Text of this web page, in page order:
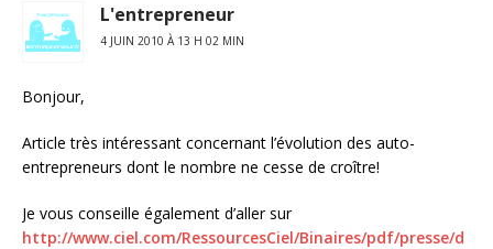
L'entrepreneur
4 JUIN 2010 À 13 H 02 MIN
Bonjour,
Article très intéressant concernant l’évolution des auto-
entrepreneurs dont le nombre ne cesse de croître!
Je vous conseille également d’aller sur
http://www.ciel.com/RessourcesCiel/Binaires/pdf/presse/d